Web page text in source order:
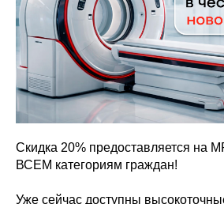
Скидка 20% предоставляется на
ВСЕМ категориям граждан!
Уже сейчас доступны